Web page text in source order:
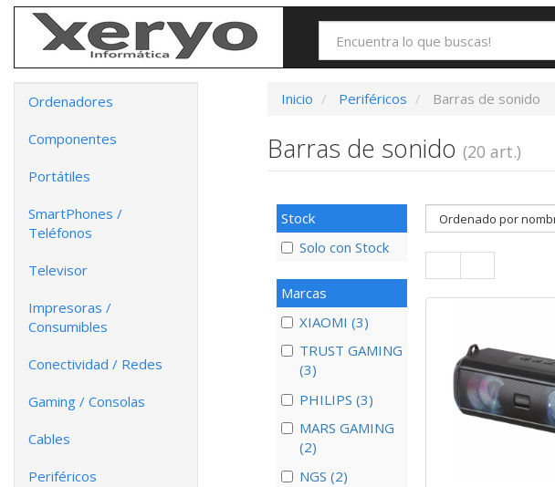
Ordenadores
Componentes
Portátiles
SmartPhones /
Teléfonos
Televisor
Impresoras /
Consumibles
Conectividad / Redes
Gaming / Consolas
Cables
Periféricos
Inicio Periféricos Barras de sonido
Barras de sonido (20 art.)
Stock
Solo con Stock
Marcas
XIAOMI (3)
TRUST GAMING
(3)
PHILIPS (3)
MARS GAMING
(2)
NGS (2)